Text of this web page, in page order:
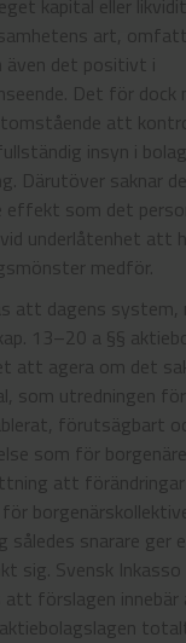
kapital eller
art,
även det positivt i
Det för dock
att
insyn i
Därutöver saknar
effekt som det
underlåtenhet att
medför.
att dagens system,
13–20 a §§
att agera om det
som utredningen
förutsägbart
som för
att förändringar
således snarare
sig. Svensk
att förslagen